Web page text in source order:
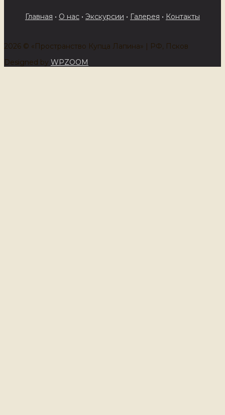
Главная • О нас • Экскурсии • Галерея • Контакты
2026 © «Пространство Купца Лапина» | РФ, Псков
Designed by WPZOOM